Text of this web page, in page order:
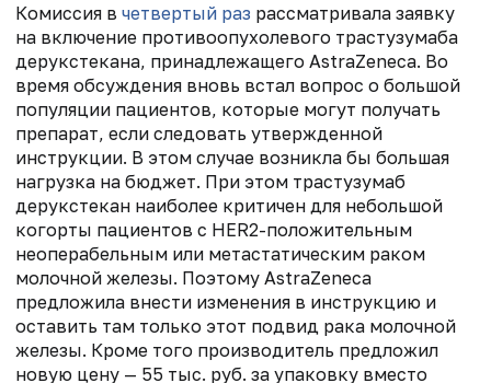
Комиссия в четвертый раз рассматривала заявку
на включение противоопухолевого трастузумаба
дерукстекана, принадлежащего AstraZeneca. Во
время обсуждения вновь встал вопрос о большой
популяции пациентов, которые могут получать
препарат, если следовать утвержденной
инструкции. В этом случае возникла бы большая
нагрузка на бюджет. При этом трастузумаб
дерукстекан наиболее критичен для небольшой
когорты пациентов с HER2-положительным
неоперабельным или метастатическим раком
молочной железы. Поэтому AstraZeneca
предложила внести изменения в инструкцию и
оставить там только этот подвид рака молочной
железы. Кроме того производитель предложил
новую цену — 55 тыс. руб. за упаковку вместо